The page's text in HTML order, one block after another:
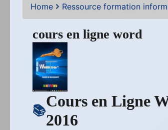
Home Ressource formation
cours en ligne word
Cours en Ligne
2016